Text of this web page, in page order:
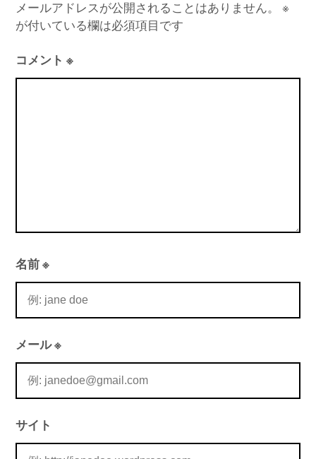
ゲ
ー
シ
ョ
メールアドレスが公開されることはありません。
※
が付いている欄は必須項目です
コメント※
名前※
メール※
サイト